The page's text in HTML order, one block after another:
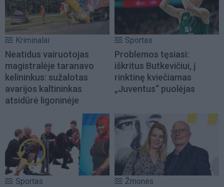
Kriminalai
Neatidus vairuotojas
magistralėje taranavo
kelininkus: sužalotas
avarijos kaltininkas
atsidūrė ligoninėje
Sportas
Problemos tęsiasi:
iškritus Butkevičiui, į
rinktinę kviečiamas
„Juventus“ puolėjas
Sportas Žmonės